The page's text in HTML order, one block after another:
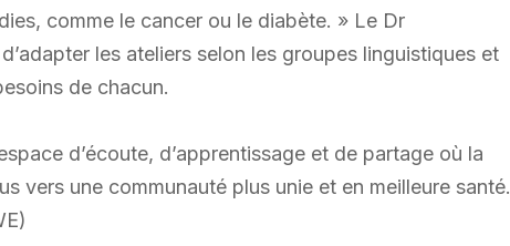
comme le cancer ou le diabète. » Le Dr
les ateliers selon les groupes linguistiques et
de chacun.
d’écoute, d’apprentissage et de partage où la
vers une communauté plus unie et en meilleure santé.